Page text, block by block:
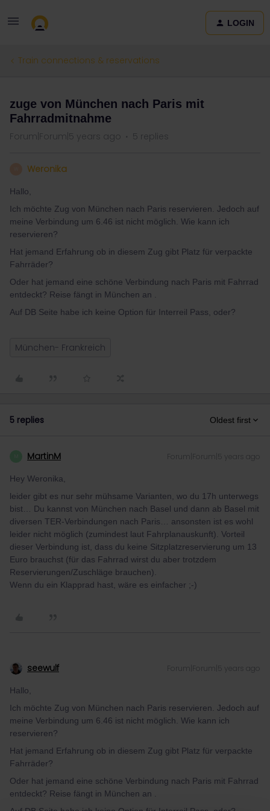
LOGIN
Train connections & reservations
zuge von München nach Paris mit
Fahrradmitnahme
Forum|Forum|5 years ago 5 replies
Weronika
Hallo,
Ich möchte Zug von München nach Paris reservieren. Jedoch auf
meine Verbindung um 6.46 ist nicht möglich. Wie kann ich
reservieren?
Hat jemand Erfahrung ob in diesem Zug gibt Platz für verpackte
Fahrräder?
Oder hat jemand eine schöne Verbindung nach Paris mit Fahrrad
entdeckt? Reise fängt in München an .
Auf DB Seite habe ich keine Option für Interreil Pass, oder?
München- Frankreich
5 replies Oldest first
MartinM Forum|Forum|5 years ago
Hey Weronika,
leider gibt es nur sehr mühsame Varianten, wo du 17h unterwegs
bist… Du kannst von München nach Basel und dann ab Basel mit
diversen TER-Verbindungen nach Paris… ansonsten ist es wohl
leider nicht möglich (zumindest laut Fahrplanauskunft). Vorteil
dieser Verbindung ist, dass du keine Sitzplatzreservierung um 13
Euro brauchst (für das Fahrrad wirst du aber trotzdem
Reservierungen/Zuschläge brauchen).
Wenn du ein Klapprad hast, wäre es einfacher ;-)
seewulf Forum|Forum|5 years ago
Hallo,
Ich möchte Zug von München nach Paris reservieren. Jedoch auf
meine Verbindung um 6.46 ist nicht möglich. Wie kann ich
reservieren?
Hat jemand Erfahrung ob in diesem Zug gibt Platz für verpackte
Fahrräder?
Oder hat jemand eine schöne Verbindung nach Paris mit Fahrrad
entdeckt? Reise fängt in München an .